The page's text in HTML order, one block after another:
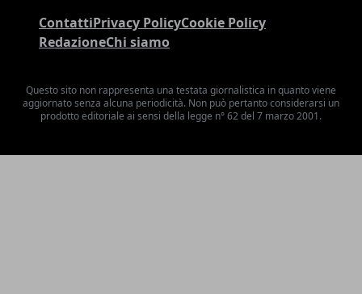
ContattiPrivacy PolicyCookie Policy
RedazioneChi siamo
Questo sito non rappresenta una testata giornalistica in quanto viene
aggiornato senza alcuna periodicità. Non può pertanto considerarsi un
prodotto editoriale ai sensi della legge n° 62 del 7 marzo 2001.